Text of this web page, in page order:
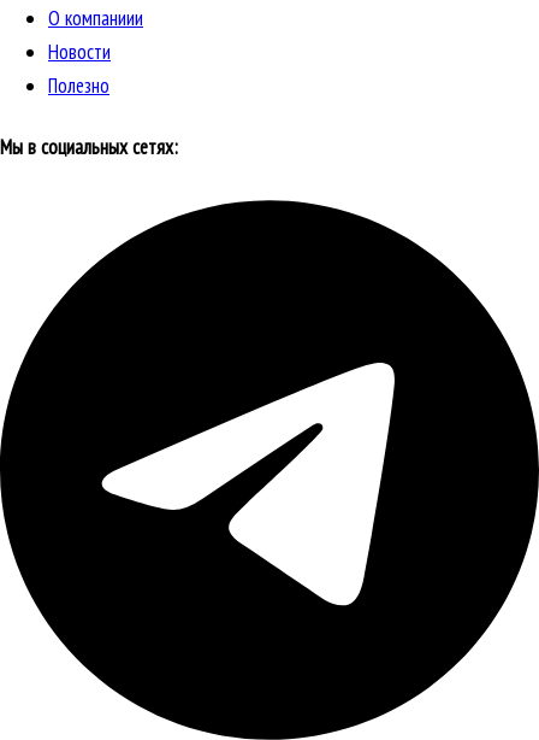
О компаниии
Новости
Полезно
Мы в социальных сетях: